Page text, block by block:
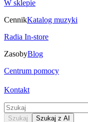
W sklepie
CennikKatalog muzyki
Radia In-store
ZasobyBlog
Centrum pomocy
Kontakt
Szukaj Szukaj z AI